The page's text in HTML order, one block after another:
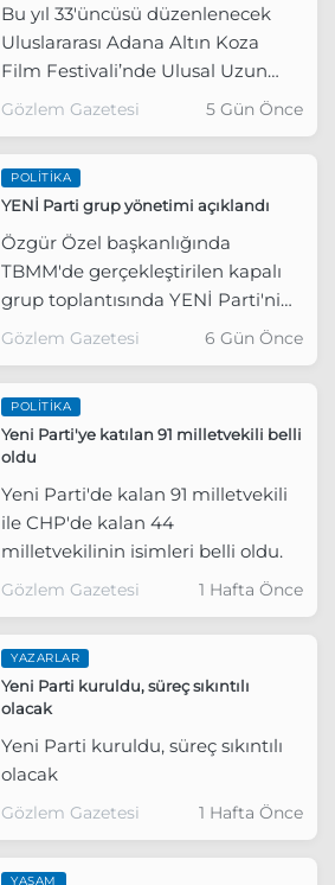
Bu yıl 33'üncüsü düzenlenecek
Uluslararası Adana Altın Koza
Film Festivali’nde Ulusal Uzun
Metraj Film Yarışması jürisi
Gözlem Gazetesi 5 Gün Önce
POLITIKA
YENİ Parti grup yönetimi açıklandı
Özgür Özel başkanlığında
TBMM'de gerçekleştirilen kapalı
grup toplantısında YENİ Parti'nin
grup yönetimi netleşti.
Gözlem Gazetesi 6 Gün Önce
POLITIKA
Yeni Parti'ye katılan 91 milletvekili belli
oldu
Yeni Parti'de kalan 91 milletvekili
ile CHP'de kalan 44
milletvekilinin isimleri belli oldu.
Gözlem Gazetesi 1 Hafta Önce
YAZARLAR
Yeni Parti kuruldu, süreç sıkıntılı
olacak
Yeni Parti kuruldu, süreç sıkıntılı
olacak
Gözlem Gazetesi 1 Hafta Önce
YAŞAM